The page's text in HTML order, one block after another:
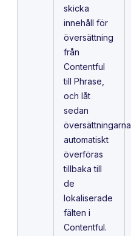
skicka
innehåll för
översättning
från
Contentful
till Phrase,
och låt
sedan
översättningarna
automatiskt
överföras
tillbaka till
de
lokaliserade
fälten i
Contentful.